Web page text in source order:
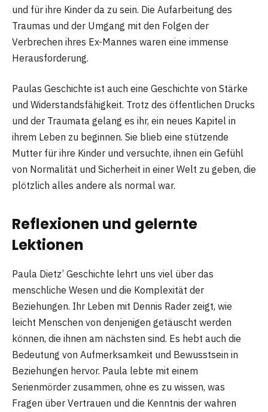
und für ihre Kinder da zu sein. Die Aufarbeitung des
Traumas und der Umgang mit den Folgen der
Verbrechen ihres Ex-Mannes waren eine immense
Herausforderung.
Paulas Geschichte ist auch eine Geschichte von Stärke
und Widerstandsfähigkeit. Trotz des öffentlichen Drucks
und der Traumata gelang es ihr, ein neues Kapitel in
ihrem Leben zu beginnen. Sie blieb eine stützende
Mutter für ihre Kinder und versuchte, ihnen ein Gefühl
von Normalität und Sicherheit in einer Welt zu geben, die
plötzlich alles andere als normal war.
Reflexionen und gelernte
Lektionen
Paula Dietz’ Geschichte lehrt uns viel über das
menschliche Wesen und die Komplexität der
Beziehungen. Ihr Leben mit Dennis Rader zeigt, wie
leicht Menschen von denjenigen getäuscht werden
können, die ihnen am nächsten sind. Es hebt auch die
Bedeutung von Aufmerksamkeit und Bewusstsein in
Beziehungen hervor. Paula lebte mit einem
Serienmörder zusammen, ohne es zu wissen, was
Fragen über Vertrauen und die Kenntnis der wahren